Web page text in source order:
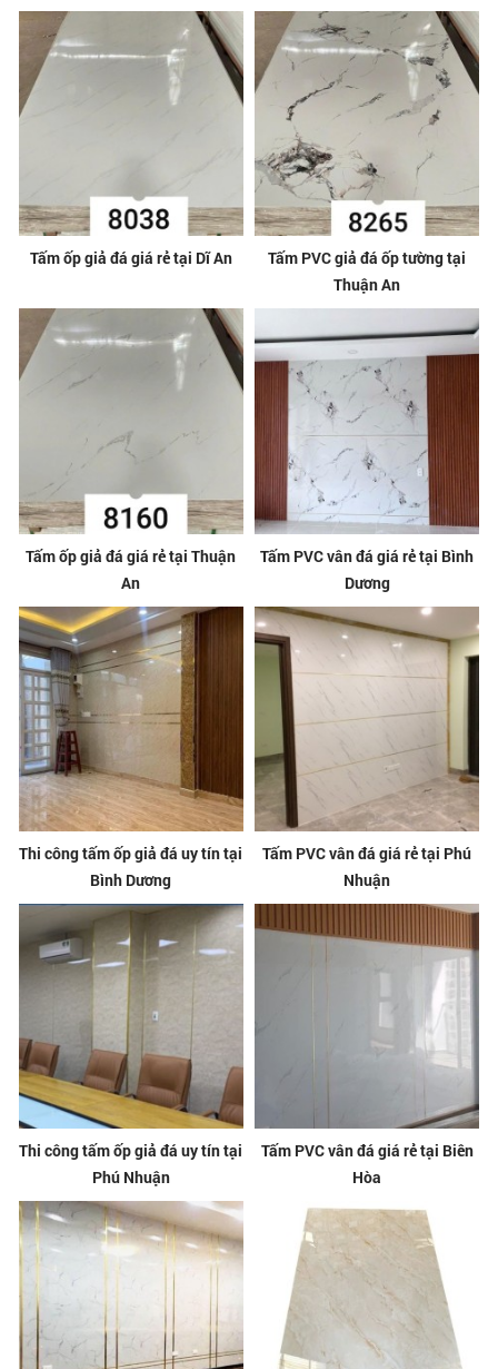
Tấm ốp giả đá giá rẻ tại Dĩ An
Tấm PVC giả đá ốp tường tại
Thuận An
Tấm ốp giả đá giá rẻ tại Thuận
An
Tấm PVC vân đá giá rẻ tại Bình
Dương
Thi công tấm ốp giả đá uy tín tại
Bình Dương
Tấm PVC vân đá giá rẻ tại Phú
Nhuận
Thi công tấm ốp giả đá uy tín tại
Phú Nhuận
Tấm PVC vân đá giá rẻ tại Biên
Hòa